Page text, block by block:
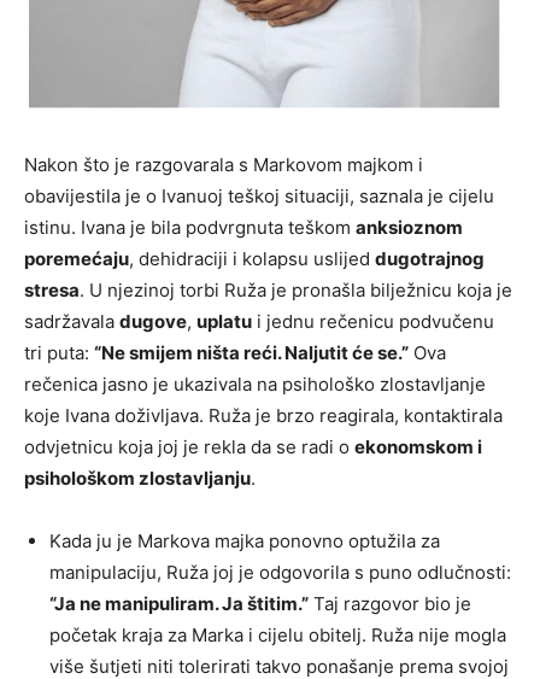
Nakon što je razgovarala s Markovom majkom i
obavijestila je o Ivanuoj teškoj situaciji, saznala je cijelu
istinu. Ivana je bila podvrgnuta teškom anksioznom
poremećaju, dehidraciji i kolapsu uslijed dugotrajnog
stresa. U njezinoj torbi Ruža je pronašla bilježnicu koja je
sadržavala dugove, uplatu i jednu rečenicu podvučenu
tri puta: “Ne smijem ništa reći. Naljutit će se.” Ova
rečenica jasno je ukazivala na psihološko zlostavljanje
koje Ivana doživljava. Ruža je brzo reagirala, kontaktirala
odvjetnicu koja joj je rekla da se radi o ekonomskom i
psihološkom zlostavljanju.
Kada ju je Markova majka ponovno optužila za
manipulaciju, Ruža joj je odgovorila s puno odlučnosti:
“Ja ne manipuliram. Ja štitim.” Taj razgovor bio je
početak kraja za Marka i cijelu obitelj. Ruža nije mogla
više šutjeti niti tolerirati takvo ponašanje prema svojoj